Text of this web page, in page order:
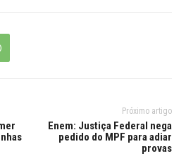
Próximo artigo
Enem: Justiça Federal nega
pedido do MPF para adiar
provas